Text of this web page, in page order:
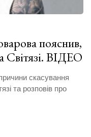
пояснив,
Світязі. ВІДЕО
скасування
та розповів про